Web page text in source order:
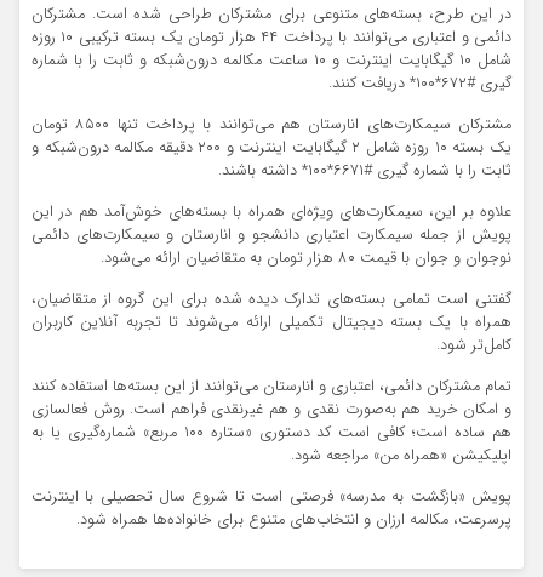
در این طرح، بسته‌های متنوعی برای مشترکان طراحی شده است. مشترکان
دائمی و اعتباری می‌توانند با پرداخت ۴۴ هزار تومان یک بسته ترکیبی ۱۰ روزه
شامل ۱۰ گیگابایت اینترنت و ۱۰ ساعت مکالمه درون‌شبکه و ثابت را با شماره
گیری #۶۷۲*۱۰۰* دریافت کنند.
مشترکان سیمکارت‌های انارستان هم می‌توانند با پرداخت تنها ۸۵۰۰ تومان
یک بسته ۱۰ روزه شامل ۲ گیگابایت اینترنت و ۲۰۰ دقیقه مکالمه درون‌شبکه و
ثابت را با شماره گیری #۶۶۷۱*۱۰۰* داشته باشند.
علاوه بر این، سیمکارت‌های ویژه‌ای همراه با بسته‌های خوش‌آمد هم در این
پویش از جمله سیمکارت اعتباری دانشجو و انارستان و سیمکارت‌های دائمی
نوجوان و جوان با قیمت ۸۰ هزار تومان به متقاضیان ارائه می‌شود.
گفتنی است تمامی بسته‌های تدارک دیده شده برای این گروه از متقاضیان،
همراه با یک بسته دیجیتال تکمیلی ارائه می‌شوند تا تجربه آنلاین کاربران
کامل‌تر شود.
تمام مشترکان دائمی، اعتباری و انارستان می‌توانند از این بسته‌ها استفاده کنند
و امکان خرید هم به‌صورت نقدی و هم غیرنقدی فراهم است. روش فعالسازی
هم ساده است؛ کافی است کد دستوری «ستاره ۱۰۰ مربع» شماره‌گیری یا به
اپلیکیشن «همراه من» مراجعه شود.
پویش «بازگشت به مدرسه» فرصتی است تا شروع سال تحصیلی با اینترنت
پرسرعت، مکالمه ارزان و انتخاب‌های متنوع برای خانواده‌ها همراه شود.